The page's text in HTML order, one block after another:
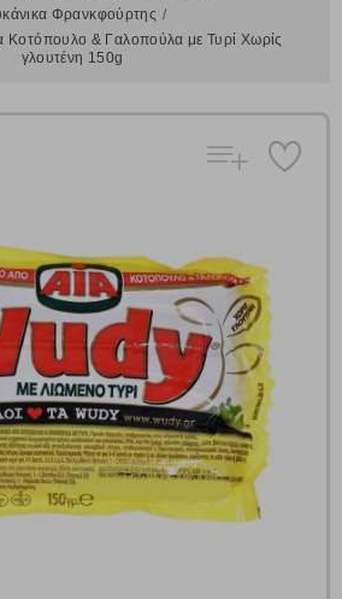
Φρανκφούρτης
Κοτόπουλο & Γαλοπούλα με Τυρί Χωρίς
γλουτένη 150g